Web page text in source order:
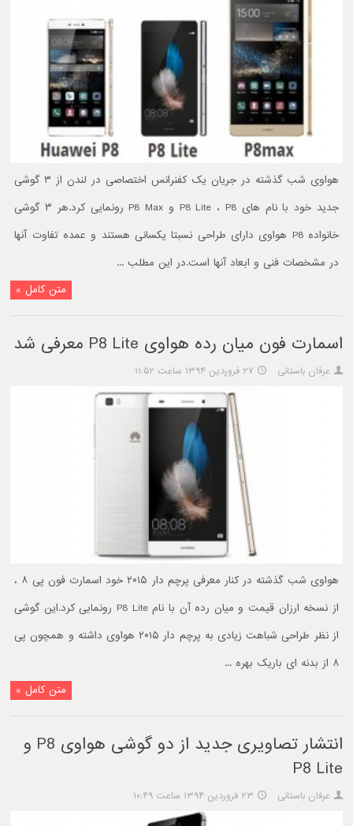
هواوی شب گذشته در جریان یک کفنرانس اختصاصی در لندن از ۳ گوشی
جدید خود با نام های P8 Lite ، P8 و P8 Max رونمایی کرد.هر ۳ گوشی
خانواده P8 هواوی دارای طراحی نسبتا یکسانی هستند و عمده تفاوت آنها
در مشخصات فنی و ابعاد آنها است.در این مطلب ...
متن کامل »
اسمارت فون میان رده هواوی P8 Lite معرفی شد
عرفان باستانی ۲۷ فروردین ۱۳۹۴ ساعت ۱۱:۵۲
هواوی شب گذشته در کنار معرفی پرچم دار ۲۰۱۵ خود اسمارت فون پی ۸ ،
از نسخه ارزان قیمت و میان رده آن با نام P8 Lite رونمایی کرد.این گوشی
از نظر طراحی شباهت زیادی به پرچم دار ۲۰۱۵ هواوی داشته و همچون پی
۸ از بدنه ای باریک بهره ...
متن کامل »
انتشار تصاویری جدید از دو گوشی هواوی P8 و
P8 Lite
عرفان باستانی ۲۳ فروردین ۱۳۹۴ ساعت ۱۰:۴۹